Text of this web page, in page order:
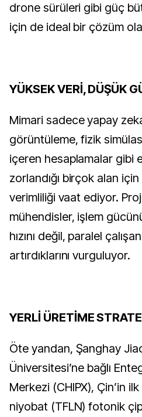
drone sürüleri gibi güç
için de ideal bir çözüm
YÜKSEK VERİ, DÜŞÜK
Mimari sadece yapay zeka
görüntüleme, fizik
içeren hesaplamalar gibi
zorlandığı birçok alan
verimliliği vaat ediyor.
mühendisler, işlem
hızını değil, paralel
artırdıklarını vurguluyor.
YERLİ ÜRETİME
Öte yandan, Şanghay
Üniversitesi’ne bağlı
Merkezi (CHIPX), Çin’in
niyobat (TFLN) fotonik